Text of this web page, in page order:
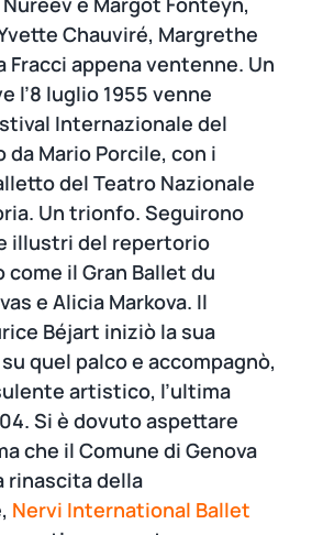
Chauviré, Margrethe
Fracci appena ventenne. Un
l’8 luglio 1955 venne
Internazionale del
Mario Porcile, con i
del Teatro Nazionale
Un trionfo. Seguirono
illustri del repertorio
il Gran Ballet du
e Alicia Markova. Il
Béjart iniziò la sua
quel palco e accompagnò,
artistico, l’ultima
Si è dovuto aspettare
che il Comune di Genova
rinascita della
Nervi International Ballet